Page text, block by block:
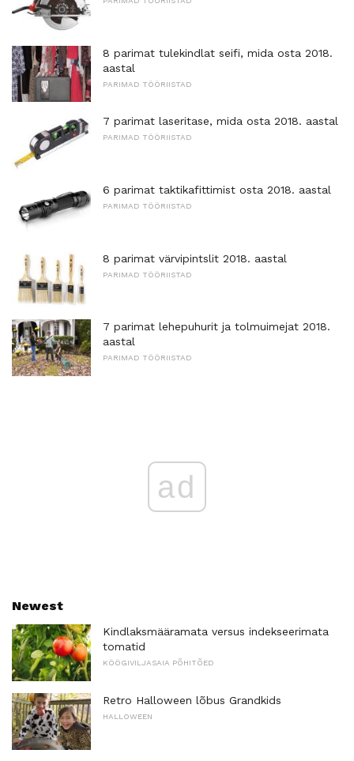
8 parimat tulekindlat seifi, mida osta 2018.
aastal
PARIMAD TÖÖRIISTAD
7 parimat laseritase, mida osta 2018. aastal
PARIMAD TÖÖRIISTAD
6 parimat taktikafittimist osta 2018. aastal
PARIMAD TÖÖRIISTAD
8 parimat värvipintslit 2018. aastal
PARIMAD TÖÖRIISTAD
7 parimat lehepuhurit ja tolmuimejat 2018.
aastal
PARIMAD TÖÖRIISTAD
ad
Newest
Kindlaksmääramata versus indekseerimata
tomatid
KÖÖGIVILJASAIA PÕHITÕED
Retro Halloween lõbus Grandkids
HALLOWEEN